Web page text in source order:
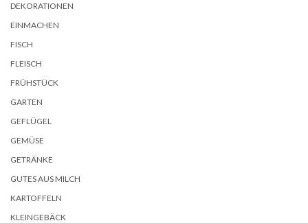
DEKORATIONEN
EINMACHEN
FISCH
FLEISCH
FRÜHSTÜCK
GARTEN
GEFLÜGEL
GEMÜSE
GETRÄNKE
GUTES AUS MILCH
KARTOFFELN
KLEINGEBÄCK